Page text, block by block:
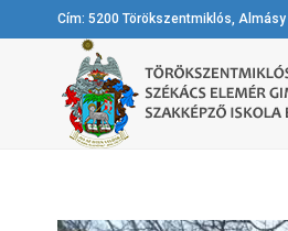
Cím: 5200 Törökszentmiklós,